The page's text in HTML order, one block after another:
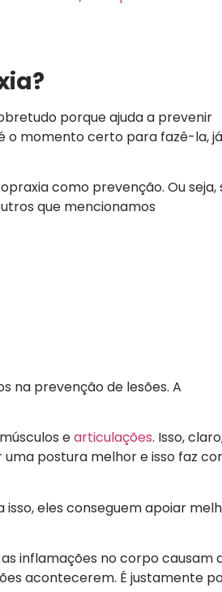
porque ajuda a prevenir
o momento certo para fazê-la, já
como prevenção. Ou seja,
que mencionamos
na prevenção de lesões. A
earticulações. Isso,
postura melhor e isso faz
eles conseguem apoiar
inflamações no corpo causam
acontecerem. É justamente